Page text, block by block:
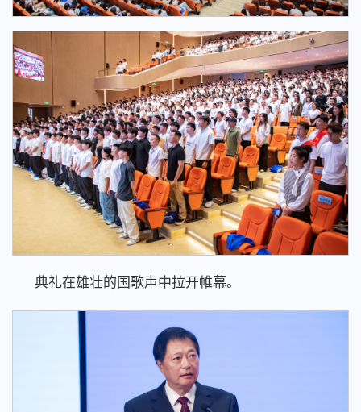
典礼在雄壮的国歌声中拉开帷幕。